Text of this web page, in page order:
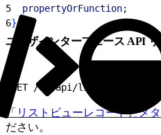
5
  propertyOrFunction
;
6}
ユーザインターフェース API リ
GET /ui-api/list-ui/
「リストビューレコードとメ
ださい。